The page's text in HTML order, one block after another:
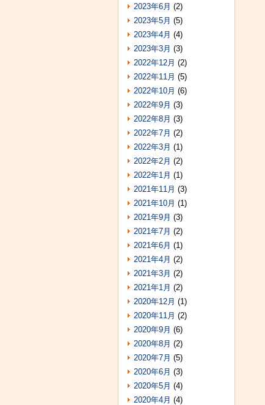
2023年6月 (2)
2023年5月 (5)
2023年4月 (4)
2023年3月 (3)
2022年12月 (2)
2022年11月 (5)
2022年10月 (6)
2022年9月 (3)
2022年8月 (3)
2022年7月 (2)
2022年3月 (1)
2022年2月 (2)
2022年1月 (1)
2021年11月 (3)
2021年10月 (1)
2021年9月 (3)
2021年7月 (2)
2021年6月 (1)
2021年4月 (2)
2021年3月 (2)
2021年1月 (2)
2020年12月 (1)
2020年11月 (2)
2020年9月 (6)
2020年8月 (2)
2020年7月 (5)
2020年6月 (3)
2020年5月 (4)
2020年4月 (4)